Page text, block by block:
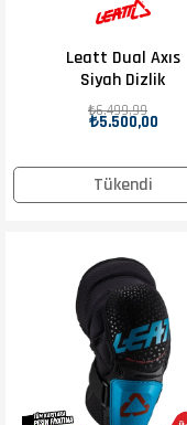
Tükendi
Leatt Dual Axıs
Siyah Dizlik
₺5.500,00
₺6.499,99